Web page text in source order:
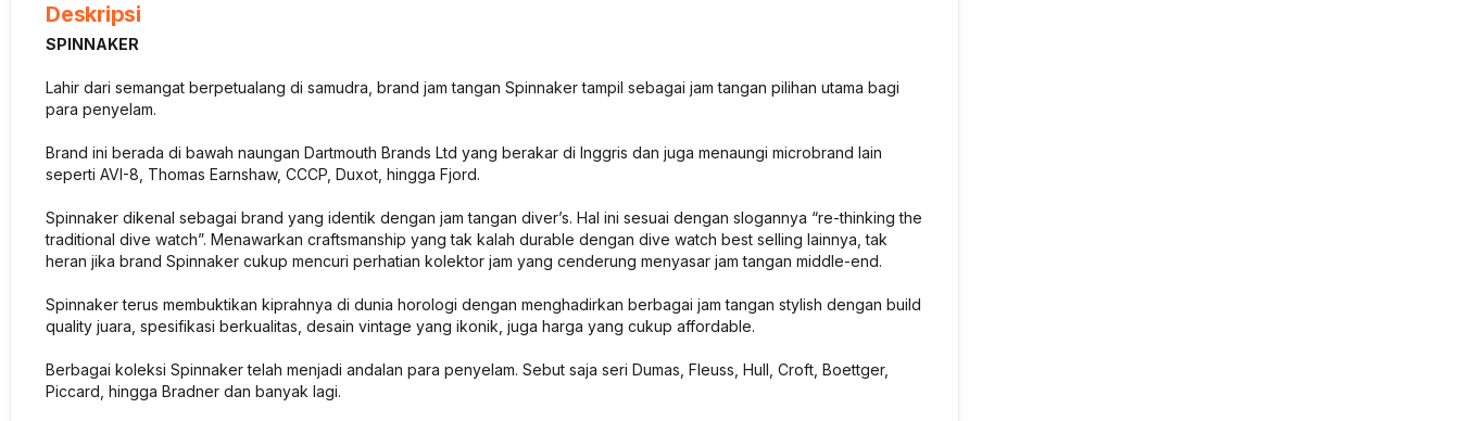
Deskripsi
SPINNAKER
Lahir dari semangat berpetualang di samudra, brand jam tangan Spinnaker tampil sebagai jam tangan pilihan utama bagi
para penyelam.
Brand ini berada di bawah naungan Dartmouth Brands Ltd yang berakar di Inggris dan juga menaungi microbrand lain
seperti AVI-8, Thomas Earnshaw, CCCP, Duxot, hingga Fjord.
Spinnaker dikenal sebagai brand yang identik dengan jam tangan diver’s. Hal ini sesuai dengan slogannya “re-thinking the
traditional dive watch”. Menawarkan craftsmanship yang tak kalah durable dengan dive watch best selling lainnya, tak
heran jika brand Spinnaker cukup mencuri perhatian kolektor jam yang cenderung menyasar jam tangan middle-end.
Spinnaker terus membuktikan kiprahnya di dunia horologi dengan menghadirkan berbagai jam tangan stylish dengan build
quality juara, spesifikasi berkualitas, desain vintage yang ikonik, juga harga yang cukup affordable.
Berbagai koleksi Spinnaker telah menjadi andalan para penyelam. Sebut saja seri Dumas, Fleuss, Hull, Croft, Boettger,
Piccard, hingga Bradner dan banyak lagi.